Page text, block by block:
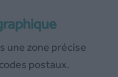
une zone précise
postaux.